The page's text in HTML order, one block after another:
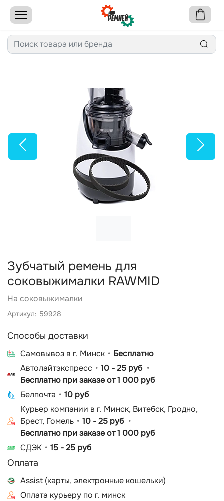
Зубчатый ремень для
соковыжималки RAWMID
На соковыжималки
Артикул: 59928
Способы доставки
Cамовывоз в г. Минск
Бесплатно
Автолайтэкспресс
10 - 25 руб
Бесплатно при заказе от 1 000 руб
Белпочта
10 руб
Курьер компании в г. Минск, Витебск, Гродно,
Брест, Гомель
10 - 25 руб
Бесплатно при заказе от 1 000 руб
СДЭК
15 - 25 руб
Оплата
Assist (карты, электронные кошельки)
Оплата курьеру по г. минск